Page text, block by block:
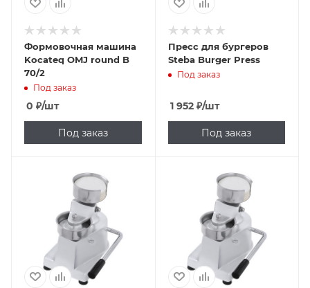
Формовочная машина
Kocateq OMJ round B
70/2
Под заказ
0 ₽/шт
Под заказ
Пресс для бургеров
Steba Burger Press
Под заказ
1 952₽/шт
Под заказ